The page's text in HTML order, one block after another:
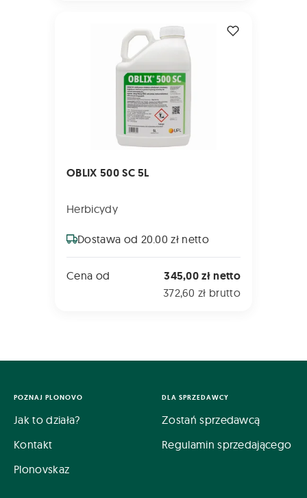
OBLIX 500 SC 5L
Herbicydy
Dostawa od 20.00 zł netto
Cena od 345,00 zł netto
372,60 zł brutto
POZNAJ PLONOVO
Jak to działa?
Kontakt
Plonovskaz
DLA SPRZEDAWCY
Zostań sprzedawcą
Regulamin sprzedającego